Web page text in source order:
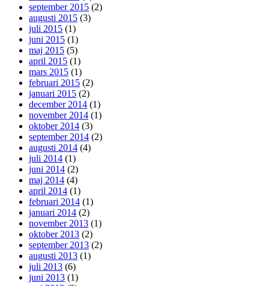
september 2015 (2)
augusti 2015 (3)
juli 2015 (1)
juni 2015 (1)
maj 2015 (5)
april 2015 (1)
mars 2015 (1)
februari 2015 (2)
januari 2015 (2)
december 2014 (1)
november 2014 (1)
oktober 2014 (3)
september 2014 (2)
augusti 2014 (4)
juli 2014 (1)
juni 2014 (2)
maj 2014 (4)
april 2014 (1)
februari 2014 (1)
januari 2014 (2)
november 2013 (1)
oktober 2013 (2)
september 2013 (2)
augusti 2013 (1)
juli 2013 (6)
juni 2013 (1)